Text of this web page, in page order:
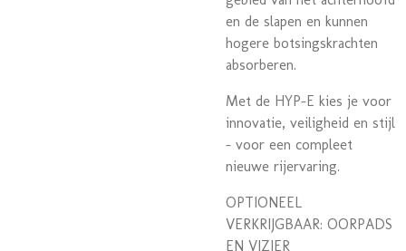
en de slapen en kunnen
hogere botsingskrachten
absorberen.
Met de HYP-E kies je voor
innovatie, veiligheid en stijl
- voor een compleet
nieuwe rijervaring.
OPTIONEEL
VERKRIJGBAAR: OORPADS
EN VIZIER